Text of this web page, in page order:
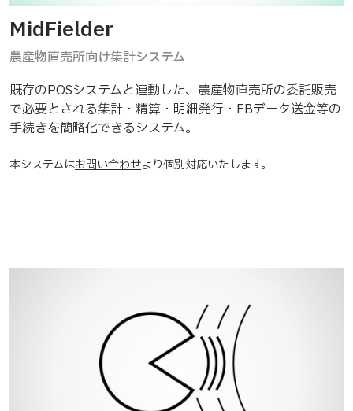
MidFielder
農産物直売所向け集計システム
既存のPOSシステムと連動した、農産物直売所の委託販売
で必要とされる集計・精算・明細発行・FBデータ送金等の
手続きを簡略化できるシステム。
本システムはお問い合わせより個別対応いたします。